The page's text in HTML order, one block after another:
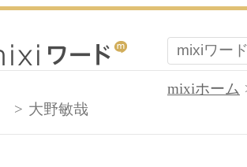
mixiホーム
大野敏哉